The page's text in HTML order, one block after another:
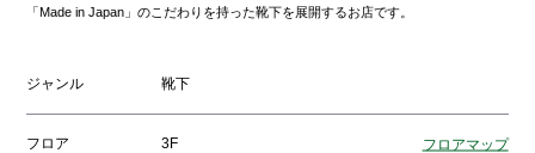
「Made in Japan」のこだわりを持った靴下を展開するお店です。
ジャンル 靴下
フロア 3F フロアマップ